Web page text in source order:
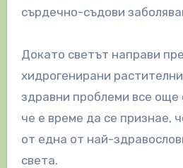
сърдечно-съдови
Докато светът направи
хидрогенирани
здравни проблеми все още
че е време да се признае,
от една от най-
света.